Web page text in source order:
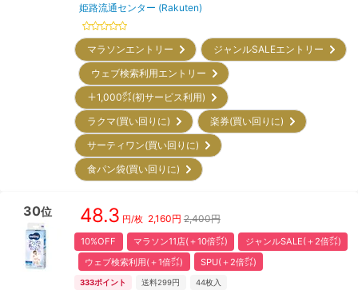
姫路流通センター (Rakuten)
マラソンエントリー
ジャンルSALEエントリー
ウェブ検索利用エントリー
＋1,000㌽(初サービス利用)
ラクマ(買い回りに)
楽券(買い回りに)
サーティワン(買い回りに)
食パン袋(買い回りに)
30位 48.3 円/枚 2,160円 2,400円
10%OFF マラソン11店(＋10倍㌽)
ジャンルSALE(＋2倍㌽)
ウェブ検索利用(＋1倍㌽)
SPU(＋2倍㌽)
333ポイント 送料299円 44枚入